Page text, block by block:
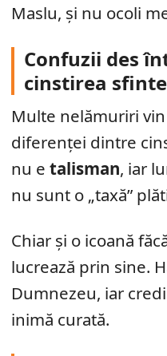
Maslu, și nu ocoli
Confuzii des
cinstirea
Multe nelămuriri
diferenței dintre
nu e talisman, iar
nu sunt o „taxă”
Chiar și o icoană
lucrează prin sine.
Dumnezeu, iar
inimă curată.